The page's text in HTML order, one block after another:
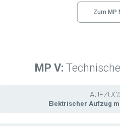
Zum MP
MP V:
Elektrischer Aufzug